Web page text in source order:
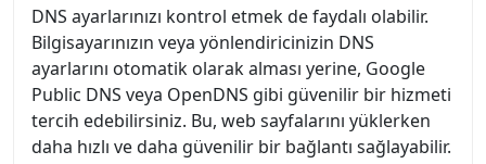
DNS ayarlarınızı kontrol etmek de faydalı olabilir.
Bilgisayarınızın veya yönlendiricinizin DNS
ayarlarını otomatik olarak alması yerine, Google
Public DNS veya OpenDNS gibi güvenilir bir hizmeti
tercih edebilirsiniz. Bu, web sayfalarını yüklerken
daha hızlı ve daha güvenilir bir bağlantı sağlayabilir.